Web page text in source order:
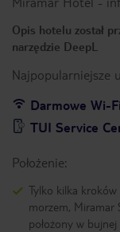
Opis hotelu został
narzędzie DeepL
Najpopularniejsze
Darmowe Wi-Fi
TUI Service
Położenie:
Tylko kilka
morzem, Miramar
położony w